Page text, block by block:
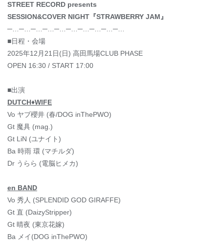
STREET RECORD presents
SESSION&COVER NIGHT『STRAWBERRY JAM』
─…─…─…─…─…─…─…─…─…─…
■日程・会場
2025年12月21日(日) 高田馬場CLUB PHASE
OPEN 16:30 / START 17:00
■出演
DUTCH♦WIFE
Vo ヤブ櫻井 (春/DOG inThePWO)
Gt 魔具 (mag.)
Gt LiN (ユナイト)
Ba 時雨 環 (マチルダ)
Dr うらら (電脳ヒメカ)
en BAND
Vo 秀人 (SPLENDID GOD GIRAFFE)
Gt 直 (DaizyStripper)
Gt 晴夜 (東京花嫁)
Ba メイ(DOG inThePWO)